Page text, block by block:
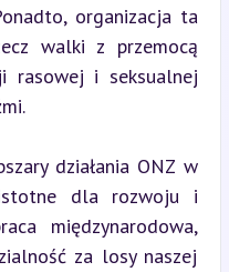
organizacja ta
walki z przemocą
rasowej i seksualnej
działania ONZ w
dla rozwoju i
międzynarodowa,
za losy naszej